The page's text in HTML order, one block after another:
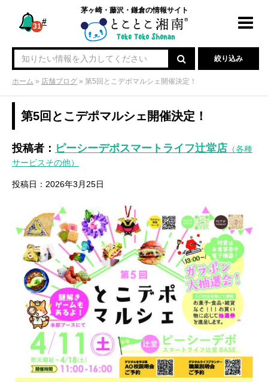
#
31
茅ヶ崎・藤沢・鎌倉の情報サイト
絞り込み
ホーム » 店舗ブログ » 第5回とこデポマルシェ開催決定！
第5回とこデポマルシェ開催決定！
投稿者： ピーシーデポスマートライフ辻堂店 （各種
サービスその他）
投稿日：2026年3月25日